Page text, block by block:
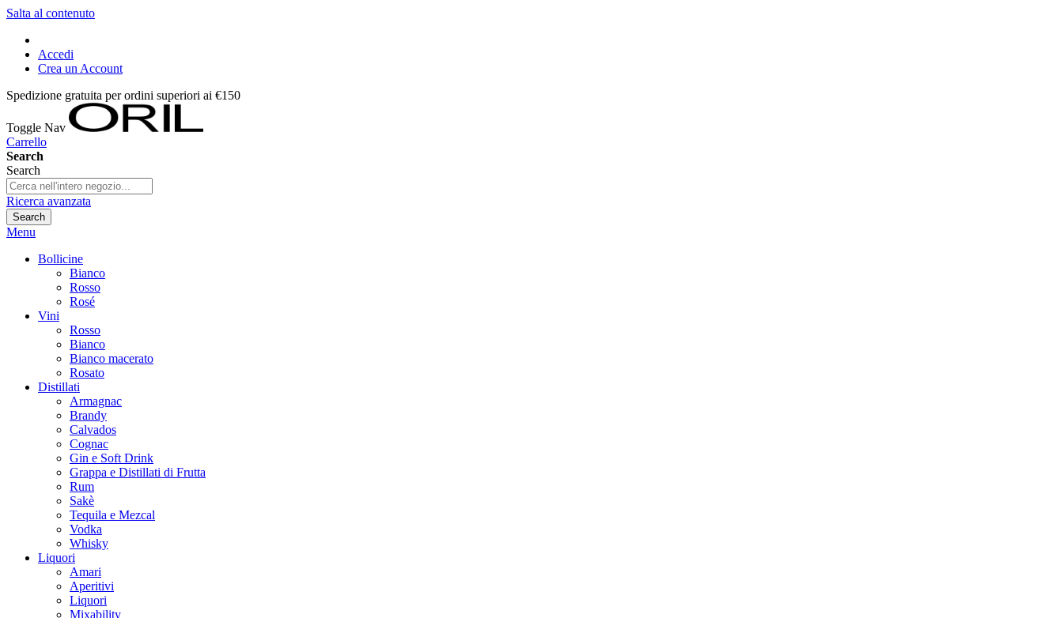
Salta al contenuto
Accedi
Crea un Account
Spedizione gratuita per ordini superiori ai €150
Toggle Nav
Carrello
Search
Search
Ricerca avanzata
Search
Menu
Bollicine
Bianco
Rosso
Rosé
Vini
Rosso
Bianco
Bianco macerato
Rosato
Distillati
Armagnac
Brandy
Calvados
Cognac
Gin e Soft Drink
Grappa e Distillati di Frutta
Rum
Sakè
Tequila e Mezcal
Vodka
Whisky
Liquori
Amari
Aperitivi
Liquori
Mixability